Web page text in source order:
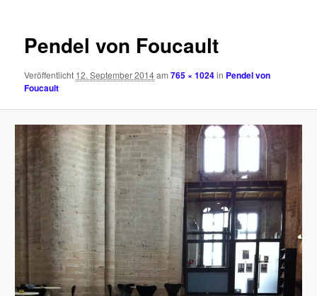
Pendel von Foucault
Veröffentlicht 12. September 2014am765 × 1024in Pendel von
Foucault